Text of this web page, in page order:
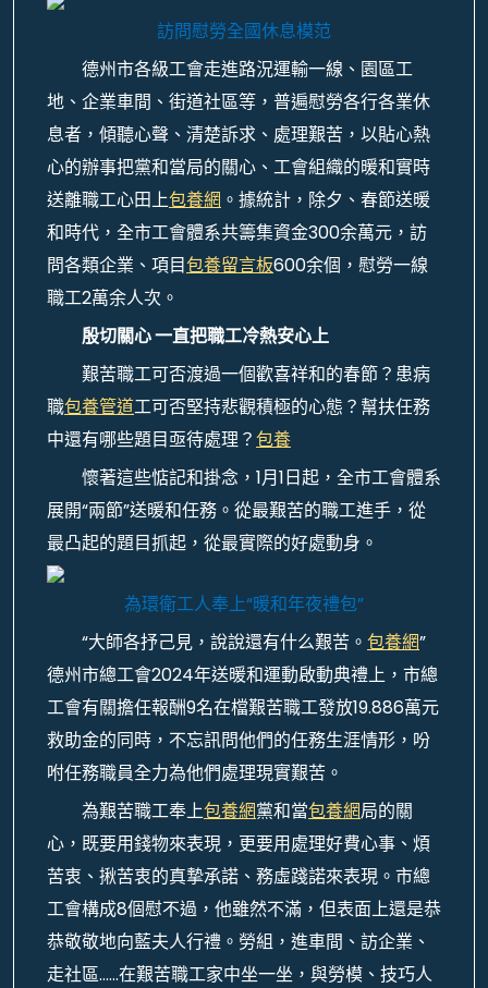
訪問慰勞全國休息模范
德州市各級工會走進路況運輸一線、園區工
地、企業車間、街道社區等，普遍慰勞各行各業休
息者，傾聽心聲、清楚訴求、處理艱苦，以貼心熱
心的辦事把黨和當局的關心、工會組織的暖和實時
送離職工心田上包養網 。據統計，除夕、春節送暖
和時代，全市工會體系共籌集資金300余萬元，訪
問各類企業、項目包養留言板600余個，慰勞一線
職工2萬余人次。
殷切關心 一直把職工冷熱安心上
艱苦職工可否渡過一個歡喜祥和的春節？患病
職包養管道工可否堅持悲觀積極的心態？幫扶任務
中還有哪些題目亟待處理？包養
懷著這些惦記和掛念，1月1日起，全市工會體系
展開“兩節”送暖和任務。從最艱苦的職工進手，從
最凸起的題目抓起，從最實際的好處動身。
為環衛工人奉上“暖和年夜禮包”
“大師各抒己見，說說還有什么艱苦。 包養網”
德州市總工會2024年送暖和運動啟動典禮上，市總
工會有關擔任報酬9名在檔艱苦職工發放19.886萬元
救助金的同時，不忘訊問他們的任務生涯情形，吩
咐任務職員全力為他們處理現實艱苦。
為艱苦職工奉上包養網黨和當包養網局的關
心，既要用錢物來表現，更要用處理好費心事、煩
苦衷、揪苦衷的真摯承諾、務虛踐諾來表現。市總
工會構成8個慰不過，他雖然不滿，但表面上還是恭
恭敬敬地向藍夫人行禮。勞組，進車間、訪企業、
走社區……在艱苦職工家中坐一坐，與勞模、技巧人